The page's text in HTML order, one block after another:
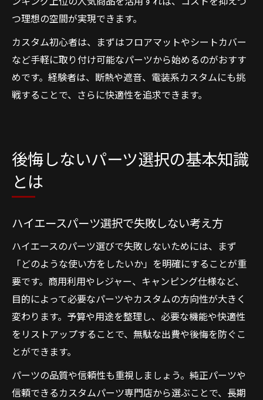
つ理想の空間が実現できます。
カスタム初心者は、まずはフロアマットやシートカバー
など手軽に取り付け可能なパーツから始めるのがおすす
めです。経験者は、断熱や遮音、電装系カスタムにも挑
戦することで、さらに快適性を追求できます。
後悔しないパーツ選択の基本知識
とは
ハイエースパーツ選択で失敗しない考え方
ハイエースのパーツ選びで失敗しないためには、まず
「どのような使い方をしたいか」を明確にすることが重
要です。商用利用やレジャー、キャンピング仕様など、
目的によって必要なパーツやカスタムの方向性が大きく
変わります。予算や用途を整理し、必要な機能や快適性
をリストアップすることで、無駄な出費や後悔を防ぐこ
とができます。
パーツの品質や信頼性も重視しましょう。純正パーツや
信頼できるカスタムパーツ専門店から選ぶことで、長期